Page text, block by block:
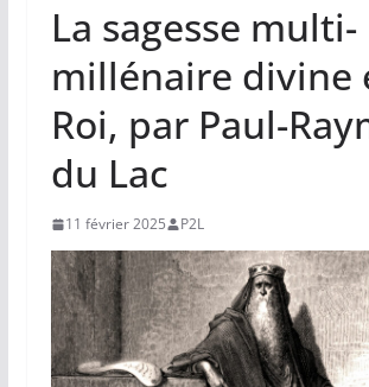
La sagesse multi-
millénaire divine
Roi, par Paul-
du Lac
11 février 2025 P2L